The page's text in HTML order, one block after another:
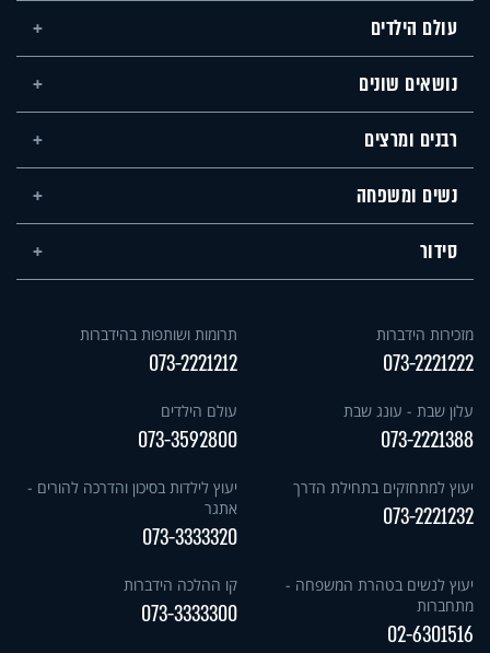
עולם הילדים
נושאים שונים
רבנים ומרצים
נשים ומשפחה
סידור
מזכירות הידברות
073-2221222
תרומות ושותפות בהידברות
073-2221212
עלון שבת - עונג שבת
073-2221388
עולם הילדים
073-3592800
יעוץ למתחזקים בתחילת הדרך
073-2221232
יעוץ לילדות בסיכון והדרכה להורים -
אתגר
073-3333320
יעוץ לנשים בטהרת המשפחה -
מתחברות
02-6301516
קו ההלכה הידברות
073-3333300